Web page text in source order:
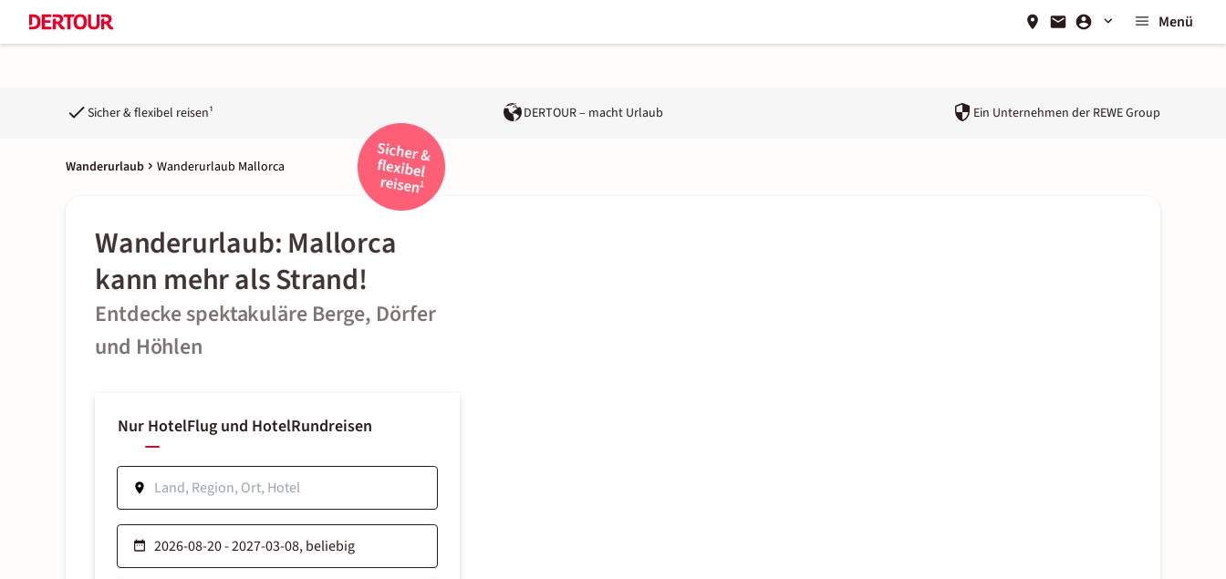
Menü
Sicher & flexibel reisen¹ DERTOUR – macht Urlaub Ein Unternehmen der REWE Group
Wanderurlaub Wanderurlaub Mallorca
Wanderurlaub: Mallorca
kann mehr als Strand!
Entdecke spektakuläre Berge, Dörfer
und Höhlen
Nur HotelFlug und HotelRundreisen